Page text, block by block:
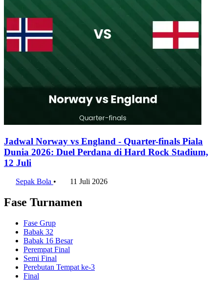
Jadwal Norway vs England - Quarter-finals Piala
Dunia 2026: Duel Perdana di Hard Rock Stadium,
12 Juli
Sepak Bola • 11 Juli 2026
Fase Turnamen
Fase Grup
Babak 32
Babak 16 Besar
Perempat Final
Semi Final
Perebutan Tempat ke-3
Final